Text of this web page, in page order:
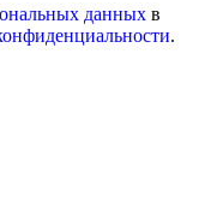
данных в
.